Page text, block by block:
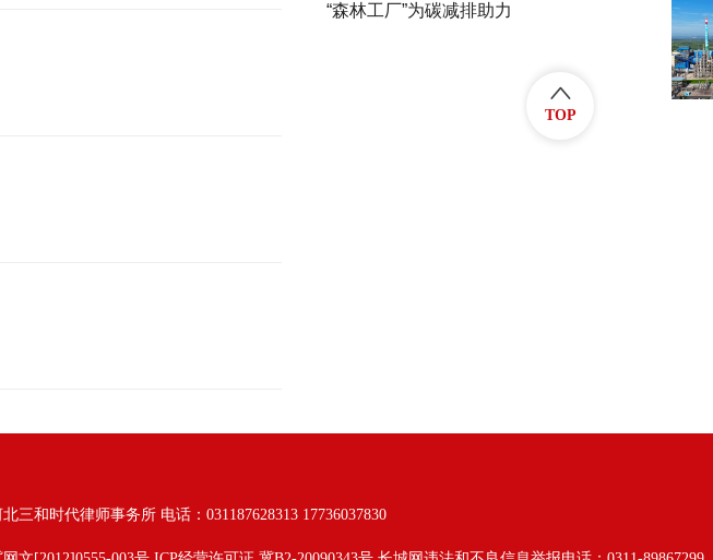
“森林工厂”为碳减排助力
三和时代律师事务所 电话：031187628313 17736037830
TOP